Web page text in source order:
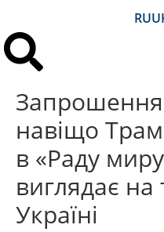
RU
Запрошення
навіщо
в «Раду
виглядає на
Україні